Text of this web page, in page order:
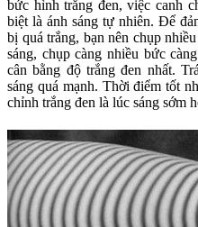
bức hình trắng đen, việc canh
biệt là ánh sáng tự nhiên. Để
bị quá trắng, bạn nên chụp
sáng, chụp càng nhiều bức
cân bằng độ trắng đen nhất.
sáng quá mạnh. Thời điểm tốt
chỉnh trắng đen là lúc sáng sớm